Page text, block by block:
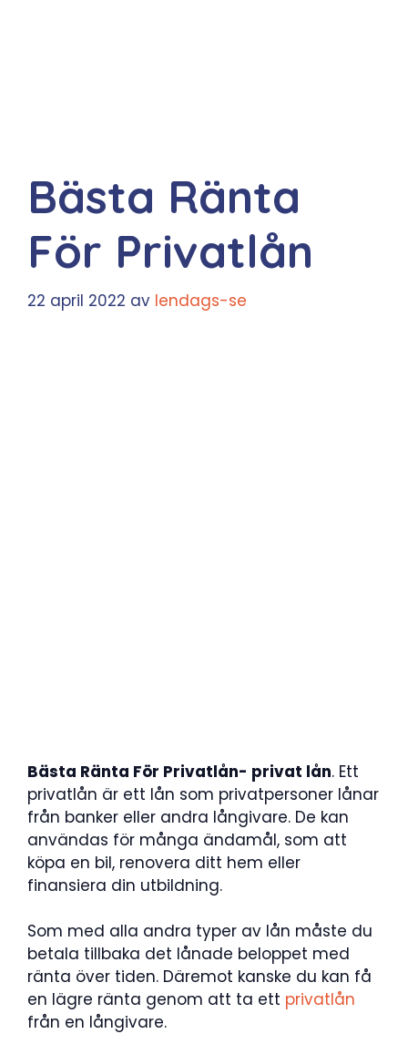
Bästa Ränta
För Privatlån
22 april 2022 av lendags-se
Bästa Ränta För Privatlån- privat lån. Ett
privatlån är ett lån som privatpersoner lånar
från banker eller andra långivare. De kan
användas för många ändamål, som att
köpa en bil, renovera ditt hem eller
finansiera din utbildning.
Som med alla andra typer av lån måste du
betala tillbaka det lånade beloppet med
ränta över tiden. Däremot kanske du kan få
en lägre ränta genom att ta ett privatlån
från en långivare.